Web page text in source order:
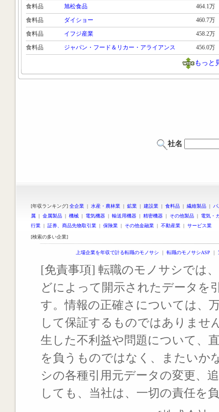
食料品
旭松食品
464.1万
食料品
ダイショー
460.7万
食料品
イフジ産業
458.2万
食料品
ジャパン・フード＆リカー・アライアンス 456.0万
もっと
社名
[年収ランキング] 全企業 | 水産・農林業 | 鉱業 | 建設業 | 食料品 | 繊維製品 |
属 | 金属製品 | 機械 | 電気機器 | 輸送用機器 | 精密機器 | その他製品 | 電気・
行業 | 証券、商品先物取引業 | 保険業 | その他金融業 | 不動産業 | サービス業
[検索の多い企業]
上場企業を年収で計る転職のモノサシ ｜ 転職のモノサシASP ｜
[免責事項] 転職のモノサシでは
どによって開示されたデータを
す。情報の正確さについては、
して保証するものではありませ
生した不利益や問題について、
を負うものではなく、またいか
シの各種引用元データの変更、
しても、当社は、一切の責任を